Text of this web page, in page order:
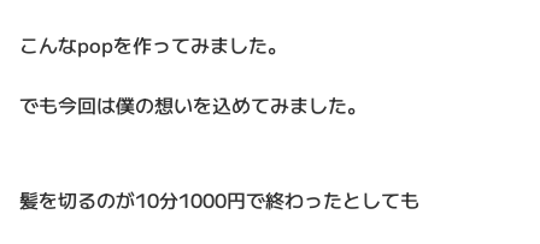
こんなpopを作ってみました。
でも今回は僕の想いを込めてみました。
髪を切るのが10分1000円で終わったとしても